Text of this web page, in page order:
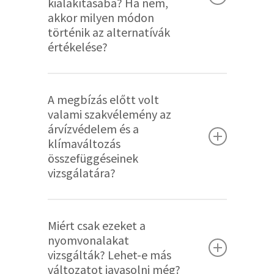
szükségletre, élethelyzetre.
emiatt nem közvetítjük online a
rendezvényeket.
akkor milyen módon
történik az alternatívák
értékelése?
szerződés keretében a
megvalósíthatósági tanulmány
részeként az árvízvédelmi tervezést
végző vállalkozónak szükséges
elkészítenie. A feladatkiírás szerint a
részeként tervezőnek egy részletes,
objektív és semleges változatelemzési
módszertant kell kidolgoznia, amely
A megbízás előtt volt
valami szakvélemény az
árvízvédelem és a
klímaváltozás
összefüggéseinek
vizsgálatára?
partra gyakorolt vizsgálata fontos
kérdés, ezért az árvízvédelmi tervezés
során az Előzetes Vizsgálati
Miért csak ezeket a
nyomvonalakat
vizsgálták? Lehet-e más
változatot javasolni még?